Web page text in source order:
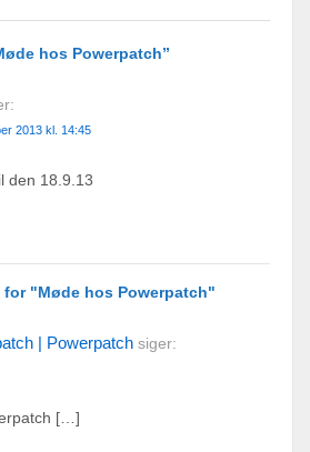
hos Powerpatch”
2013 kl. 14:45
den 18.9.13
for "Møde hos Powerpatch"
| Powerpatch siger:
[…]